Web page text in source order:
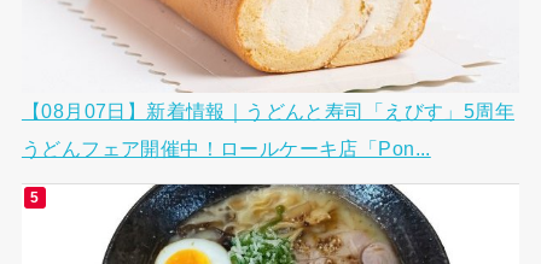
【08月07日】新着情報｜うどんと寿司「えびす」5周年
うどんフェア開催中！ロールケーキ店「Pon...